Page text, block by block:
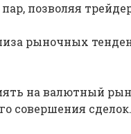
позволяя
рыночных
на валютный
совершения сделок.